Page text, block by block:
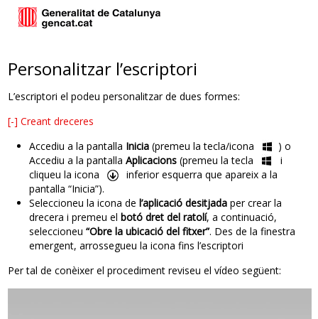
Personalitzar l’escriptori
L’escriptori el podeu personalitzar de dues formes:
[-] Creant dreceres
Accediu a la pantalla Inicia (premeu la tecla/icona
) o
Accediu a la pantalla Aplicacions (premeu la tecla
i
cliqueu la icona
inferior esquerra que apareix a la
pantalla “Inicia”).
Seleccioneu la icona de l’aplicació desitjada per crear la
drecera i premeu el botó dret del ratolí, a continuació,
seleccioneu “Obre la ubicació del fitxer”. Des de la finestra
emergent, arrossegueu la icona fins l’escriptori
Per tal de conèixer el procediment reviseu el vídeo següent: